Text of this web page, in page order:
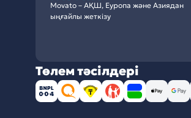
Movato – АҚШ, Еуропа және Азиядан
ыңғайлы жеткізу
Төлем тәсілдері